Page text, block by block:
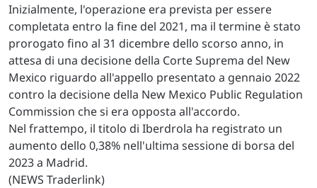
Inizialmente, l'operazione era prevista per essere
completata entro la fine del 2021, ma il termine è stato
prorogato fino al 31 dicembre dello scorso anno, in
attesa di una decisione della Corte Suprema del New
Mexico riguardo all'appello presentato a gennaio 2022
contro la decisione della New Mexico Public Regulation
Commission che si era opposta all'accordo.
Nel frattempo, il titolo di Iberdrola ha registrato un
aumento dello 0,38% nell'ultima sessione di borsa del
2023 a Madrid.
(NEWS Traderlink)